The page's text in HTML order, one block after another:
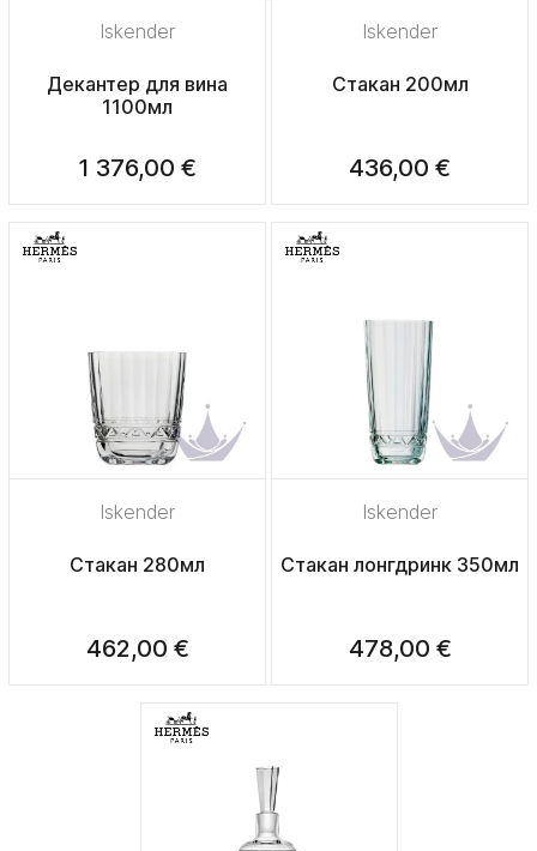
Iskender
Декантер для вина
1100мл
1 376,00 €
Iskender
Стакан 200мл
436,00 €
Iskender
Стакан 280мл
462,00 €
Iskender
Стакан лонгдринк 350мл
478,00 €